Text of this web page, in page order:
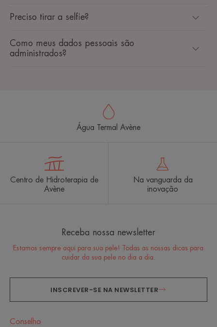
Preciso tirar a selfie?
Como meus dados pessoais são
administrados?
Água Termal Avène
Centro de Hidroterapia de
Avène
Na vanguarda da
inovação
Receba nossa newsletter
Estamos sempre aqui para sua pele! Todas as nossas dicas para
cuidar da sua pele no dia a dia.
INSCREVER-SE NA NEWSLETTER
Conselho